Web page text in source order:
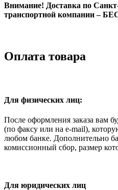
Внимание! Доставка по
транспортной компании –
Оплата товара
Для физических лиц:
После оформления заказа вам
(по факсу или на e-mail),
любом банке. Дополнительно
комиссионный сбор, размер
Для юридических лиц